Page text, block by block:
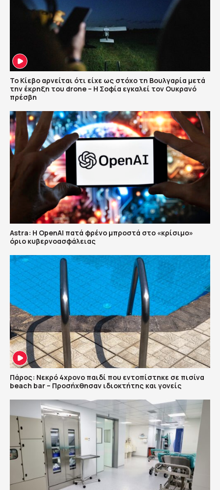
Το Κίεβο αρνείται ότι είχε ως στόχο τη Βουλγαρία μετά
την έκρηξη του drone – Η Σοφία εγκαλεί τον Ουκρανό
πρέσβη
Astra: Η OpenAI πατά φρένο μπροστά στο «κρίσιμο»
όριο κυβερνοασφάλειας
Πάρος: Νεκρό 4χρονο παιδί που εντοπίστηκε σε πισίνα
beach bar – Προσήχθησαν ιδιοκτήτης και γονείς